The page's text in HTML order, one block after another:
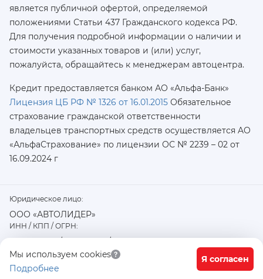
Мы используем cookies
Подробнее
Я согласен
является публичной офертой, определяемой
положениями Статьи 437 Гражданского кодекса РФ.
Для получения подробной информации о наличии и
стоимости указанных товаров и (или) услуг,
пожалуйста, обращайтесь к менеджерам автоцентра.
Кредит предоставляется банком АО «Альфа-Банк»
Лицензия ЦБ РФ № 1326 от 16.01.2015 Обязательное
страхование гражданской ответственности
владельцев транспортных средств осуществляется AO
«АльфаСтрахование» по лицензии ОС № 2239 – 02 от
16.09.2024 г
Юридическое лицо:
ООО «АВТОЛИДЕР»
ИНН / КПП / ОГРН:
7726402915 / 772601001 / 1177746487918
Физический / юридический адрес:
117556, город Москва, Варшавское ш., д. 91 стр. 11